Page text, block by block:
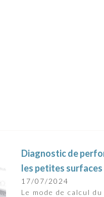
Diagnostic de
les petites surfaces
17/07/2024
Le mode de calcul